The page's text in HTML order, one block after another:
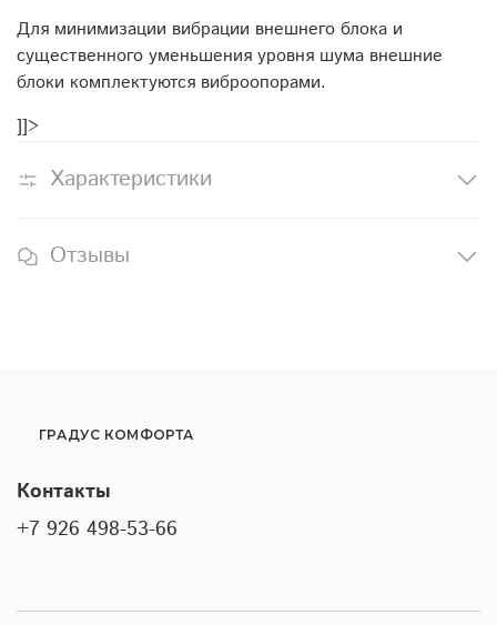
Для минимизации вибрации внешнего блока и
существенного уменьшения уровня шума внешние
блоки комплектуются виброопорами.
]]>
Характеристики
Отзывы
ГРАДУС КОМФОРТА
Контакты
+7 926 498-53-66